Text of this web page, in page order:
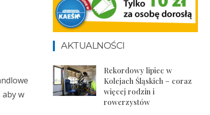
aby w
AKTUALNOŚCI
Rekordowy lipiec w
Kolejach Śląskich – coraz
więcej rodzin i
rowerzystów